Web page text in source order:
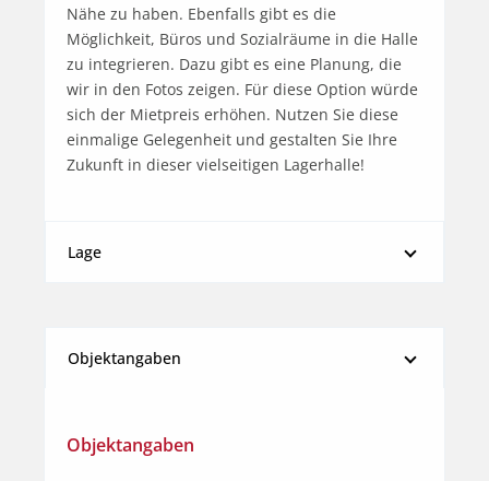
Nähe zu haben. Ebenfalls gibt es die
Möglichkeit, Büros und Sozialräume in die Halle
zu integrieren. Dazu gibt es eine Planung, die
wir in den Fotos zeigen. Für diese Option würde
sich der Mietpreis erhöhen. Nutzen Sie diese
einmalige Gelegenheit und gestalten Sie Ihre
Zukunft in dieser vielseitigen Lagerhalle!
Lage
Objektangaben
Objektangaben